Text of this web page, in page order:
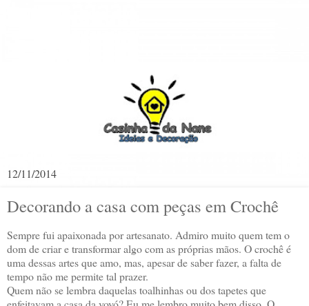
12/11/2014
Decorando a casa com peças em Crochê
Sempre fui apaixonada por artesanato. Admiro muito quem tem o
dom de criar e transformar algo com as próprias mãos. O crochê é
uma dessas artes que amo, mas, apesar de saber fazer, a falta de
tempo não me permite tal prazer.
Quem não se lembra daquelas toalhinhas ou dos tapetes que